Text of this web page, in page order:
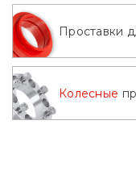
2005
2009
2013
Проставки
Колесные